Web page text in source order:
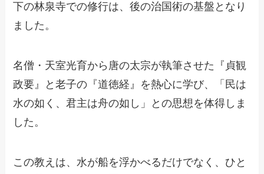
下の林泉寺での修行は、後の治国術の基盤となり
ました。
名僧・天室光育から唐の太宗が執筆させた『貞観
政要』と老子の『道徳経』を熱心に学び、「民は
水の如く、君主は舟の如し」との思想を体得しま
した。
この教えは、水が船を浮かべるだけでなく、ひと